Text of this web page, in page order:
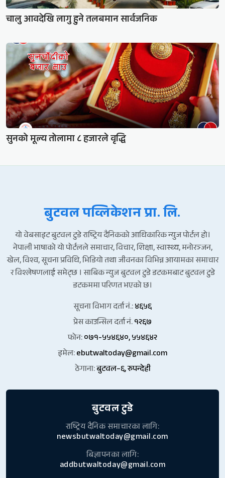
चालु आवदेखि लागु हुने तलबमान सार्वजनिक
सुनको मूल्य तोलामा ८ हजारले वृद्धि
बुटवल पव्लिकेशन प्रा. लि.
यो वेबसाइट बुटवल टुडे राष्ट्रिय दैनिकको आधिकारिक न्युज पोर्टल हो।
नेपाली भाषाको यो पोर्टलले समाचार, विचार, शिक्षा, स्वास्थ्य, मनोरञ्जन,
खेल, विश्व, सूचना प्रविधि, भिडियो तथा जीवनका विभिन्न आयामका समाचार
र विश्लेषणलाई समेट्छ । साबिक न्युज बुटवल टुडे डटकमबाट बुटवल टुडे
डटकममा परिणत भएको छ।
सूचना विभाग दर्ता नं.:४६५६
प्रेस काउन्सिल दर्ता नं.१२६७
फोन:०७१-५५४६४०, ५५४६४२
इमेल:ebutwaltoday@gmail.com
ठेगाना:बुटवल–६, रुपन्देही
बुटवल टुडे
राष्ट्रिय दैनिक समाचारका लागि:
newsbutwaltoday@gmail.com
बिज्ञापनका लागि:
addbutwaltoday@gmail.com